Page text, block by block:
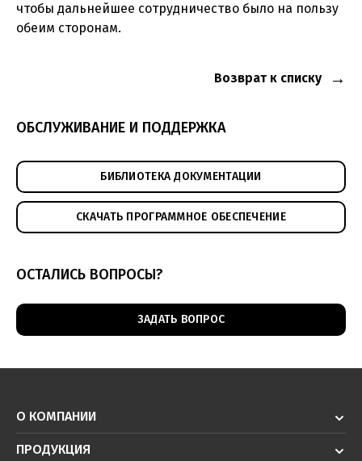
чтобы дальнейшее сотрудничество было на пользу
обеим сторонам.
Возврат к списку
ОБСЛУЖИВАНИЕ И ПОДДЕРЖКА
БИБЛИОТЕКА ДОКУМЕНТАЦИИ
СКАЧАТЬ ПРОГРАММНОЕ ОБЕСПЕЧЕНИЕ
ОСТАЛИСЬ ВОПРОСЫ?
ЗАДАТЬ ВОПРОС
О КОМПАНИИ
ПРОДУКЦИЯ